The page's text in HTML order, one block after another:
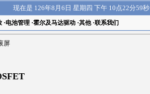
现在是 126年8月6日 星期四 下午 10点22分59秒
·电池管理·霍尔及马达驱动·其他·联系我们
屏